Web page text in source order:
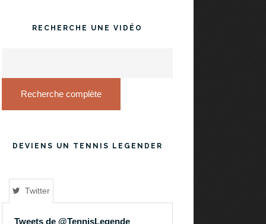
RECHERCHE UNE VIDÉO
Recherche complète
DEVIENS UN TENNIS LEGENDER
Twitter
Tweets de @TennisLegende